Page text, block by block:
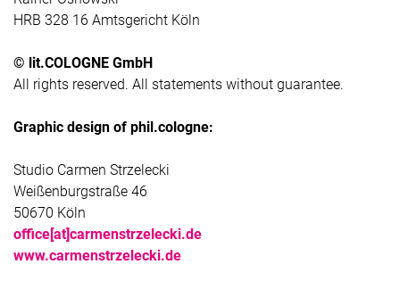
HRB 328 16 Amtsgericht Köln
© lit.COLOGNE GmbH
All rights reserved. All statements without guarantee.
Graphic design of phil.cologne:
Studio Carmen Strzelecki
Weißenburgstraße 46
50670 Köln
office[at]carmenstrzelecki.de
www.carmenstrzelecki.de